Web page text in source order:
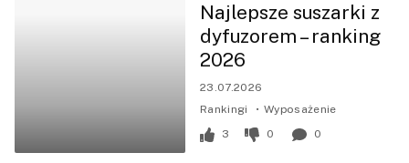
23.07.2026
Najlepsze suszarki z
dyfuzorem – ranking
2026
Rankingi
Wyposażenie
3
0 0